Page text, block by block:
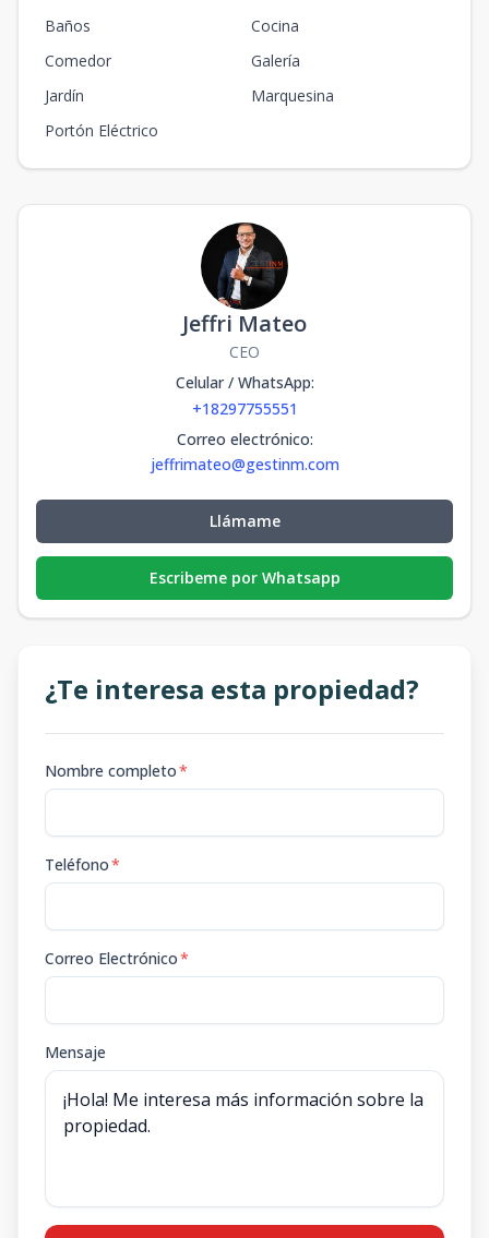
Baños
Cocina
Comedor
Galería
Jardín
Marquesina
Portón Eléctrico
Jeffri Mateo
CEO
Celular / WhatsApp:
+18297755551
Correo electrónico:
jeffrimateo@gestinm.com
Llámame
Escribeme por Whatsapp
¿Te interesa esta propiedad?
Nombre completo*
Teléfono*
Correo Electrónico*
Mensaje